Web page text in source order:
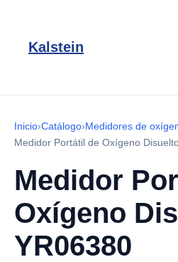
Kalstein
Inicio›Catálogo›Medidores de
Medidor Portátil de Oxígeno
Medidor
Oxígeno
YR06380